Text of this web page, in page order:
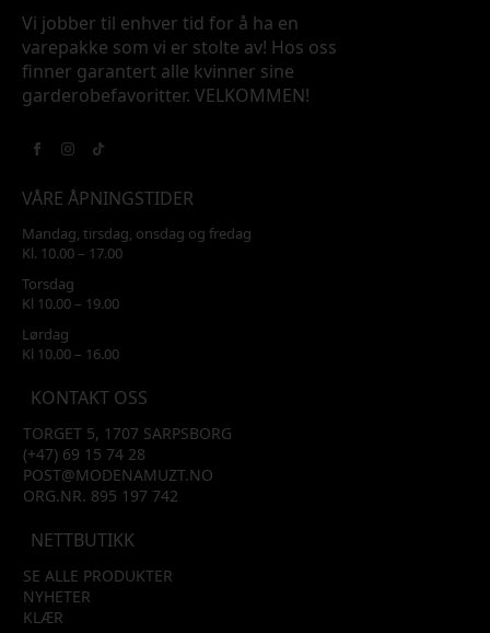
Vi jobber til enhver tid for å ha en
varepakke som vi er stolte av! Hos oss
finner garantert alle kvinner sine
garderobefavoritter. VELKOMMEN!
VÅRE ÅPNINGSTIDER
Mandag, tirsdag, onsdag og fredag
Kl. 10.00 – 17.00
Torsdag
Kl 10.00 – 19.00
Lørdag
Kl 10.00 – 16.00
KONTAKT OSS
TORGET 5, 1707 SARPSBORG
(+47) 69 15 74 28
POST@MODENAMUZT.NO
ORG.NR. 895 197 742
NETTBUTIKK
SE ALLE PRODUKTER
NYHETER
KLÆR